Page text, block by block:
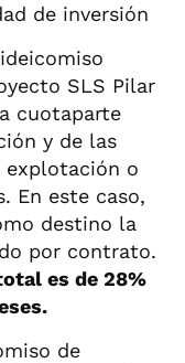
de inversión
SLS Pilar
cuotaparte
y de las
explotación o
En este caso,
destino la
por contrato.
es de 28%
de